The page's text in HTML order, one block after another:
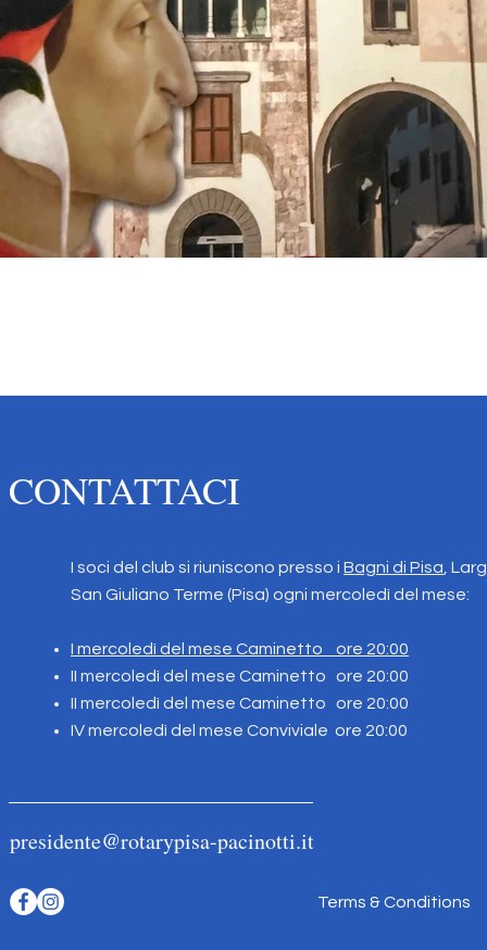
CONTATTACI
I soci del club si riuniscono presso i Bagni di Pisa ,
San Giuliano Terme (Pisa) ogni mercoledì del mese:
I mercoledì del mese Caminetto ore 20:00
II mercoledì del mese Caminetto ore 20:00
II mercoledì del mese Caminetto ore 20:00
IV mercoledì del mese Conviviale ore 20:00
presidente@rotarypisa-pacinotti.it
Terms & Conditions